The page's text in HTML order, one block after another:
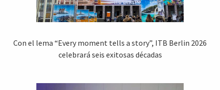
Con el lema “Every moment tells a story”, ITB Berlin 2026
celebrará seis exitosas décadas